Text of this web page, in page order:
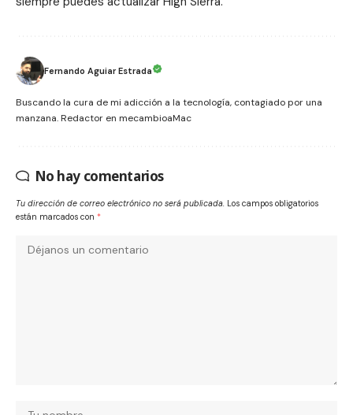
Fernando Aguiar Estrada
Buscando la cura de mi adicción a la tecnología, contagiado por una
manzana. Redactor en mecambioaMac
No hay comentarios
Tu dirección de correo electrónico no será publicada. Los campos obligatorios
están marcados con *